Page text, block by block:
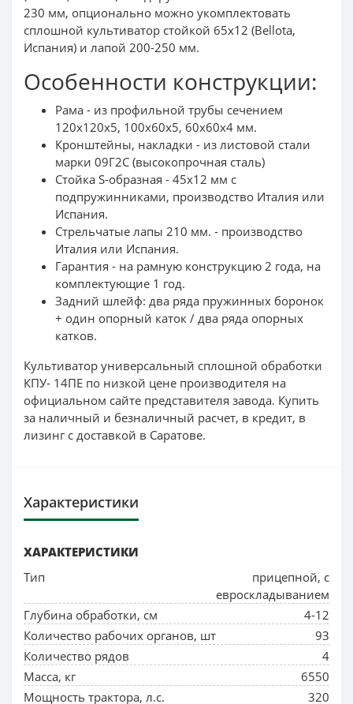
230 мм, опционально можно укомплектовать
сплошной культиватор стойкой 65х12 (Bellota,
Испания) и лапой 200-250 мм.
Особенности конструкции:
Рама - из профильной трубы сечением
120х120х5, 100х60х5, 60х60х4 мм.
Кронштейны, накладки - из листовой стали
марки 09Г2С (высокопрочная сталь)
Стойка S-образная - 45х12 мм с
подпружинниками, производство Италия или
Испания.
Стрельчатые лапы 210 мм. - производство
Италия или Испания.
Гарантия - на рамную конструкцию 2 года, на
комплектующие 1 год.
Задний шлейф: два ряда пружинных боронок
+ один опорный каток / два ряда опорных
катков.
Культиватор универсальный сплошной обработки
КПУ- 14ПЕ по низкой цене производителя на
официальном сайте представителя завода. Купить
за наличный и безналичный расчет, в кредит, в
лизинг с доставкой в Саратове.
Характеристики
ХАРАКТЕРИСТИКИ
Тип
прицепной, с
евроскладыванием
Глубина обработки, см
4-12
Количество рабочих органов, шт
93
Количество рядов
4
Масса, кг
6550
Мощность трактора, л.с.
320